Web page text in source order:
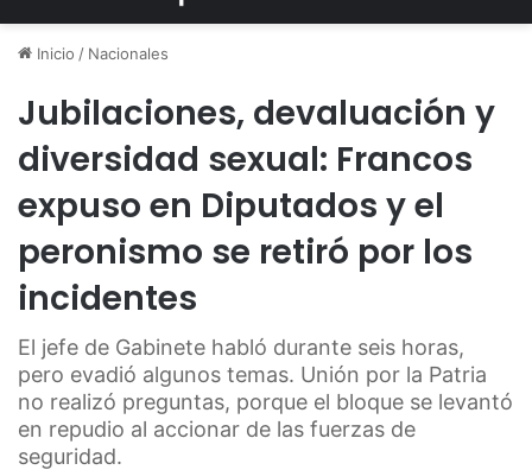
Inicio / Nacionales
Jubilaciones, devaluación y
diversidad sexual: Francos
expuso en Diputados y el
peronismo se retiró por los
incidentes
El jefe de Gabinete habló durante seis horas,
pero evadió algunos temas. Unión por la Patria
no realizó preguntas, porque el bloque se levantó
en repudio al accionar de las fuerzas de
seguridad.